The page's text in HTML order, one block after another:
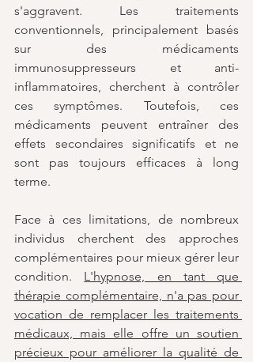
s'aggravent. Les traitements
conventionnels, principalement basés
sur des médicaments
immunosuppresseurs et anti-
inflammatoires, cherchent à contrôler
ces symptômes. Toutefois, ces
médicaments peuvent entraîner des
effets secondaires significatifs et ne
sont pas toujours efficaces à long
terme.
Face à ces limitations, de nombreux
individus cherchent des approches
complémentaires pour mieux gérer leur
condition. L'hypnose, en tant que
thérapie complémentaire, n'a pas pour
vocation de remplacer les traitements
médicaux, mais elle offre un soutien
précieux pour améliorer la qualité de